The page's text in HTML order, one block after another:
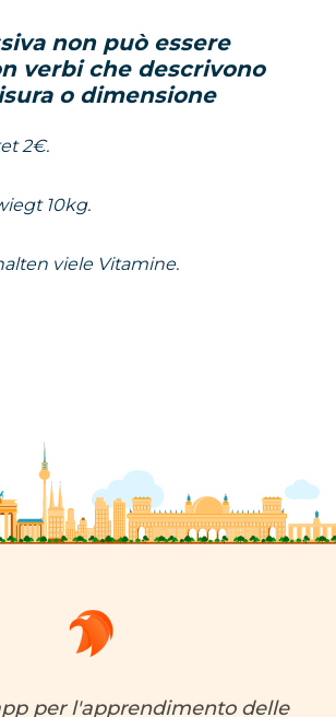
non può essere
verbi che descrivono
o dimensione
2€.
10kg.
viele Vitamine.
per l'apprendimento delle